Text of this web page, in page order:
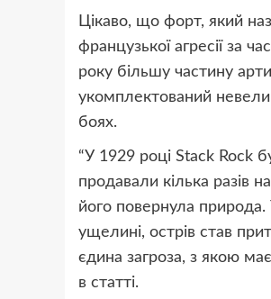
Цікаво, що форт, який
французької агресії за
року більшу частину
укомплектований
боях.
“У 1929 році Stack Rock
продавали кілька разів
його повернула
ущелині, острів став
єдина загроза, з якою
в статті.